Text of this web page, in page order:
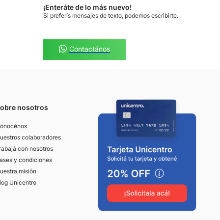
¡Enteráte de lo más nuevo!
Si preferís mensajes de texto, podemos escribirte.
Contactános
nosotros
colaboradores
con nosotros
y condiciones
misión
Unicentro